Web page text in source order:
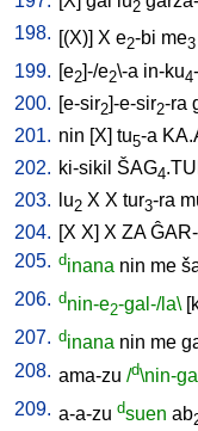
2
198. [(X)] X e2-bi me3
199. [e2]-/e2\-a in-ku4
200. [e-sir2]-e-sir2-ra
201. nin [X] tu5-a
202. ki-sikil ŠAG4
203. lu2 X X tur3-ra
204. [X X] X ZA
205. dinana nin me
206. dnin-e2-gal-/la\ [
207. dinana nin me
208. ama-zu /d\nin-gal
209. a-a-zu dsuen ab